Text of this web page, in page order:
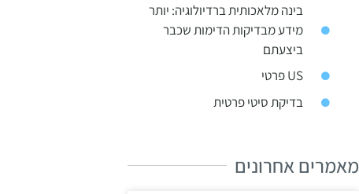
בינה מלאכותית ברדיולוגיה: יותר
מידע מבדיקות הדימות שכבר
ביצעתם
US פרטי
בדיקת סיטי פרטית
מאמרים אחרונים